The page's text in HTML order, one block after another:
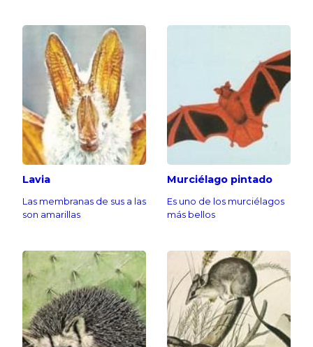
Lavia
Las membranas de sus a las
son amarillas
Murciélago pintado
Es uno de los murciélagos
más bellos